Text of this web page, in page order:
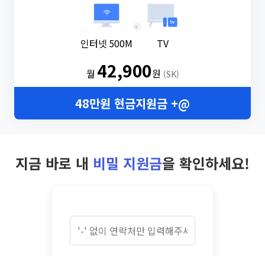
인터넷 500M
+
TV
월 42,900원 (SK)
48만원 현금지원금 +@
지금 바로 내 비밀 지원금을 확인하세요!